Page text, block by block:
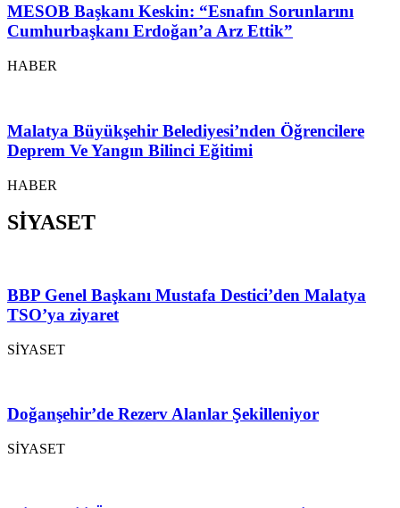
MESOB Başkanı Keskin: “Esnafın Sorunlarını
Cumhurbaşkanı Erdoğan’a Arz Ettik”
HABER
Malatya Büyükşehir Belediyesi’nden Öğrencilere
Deprem Ve Yangın Bilinci Eğitimi
HABER
SİYASET
BBP Genel Başkanı Mustafa Destici’den Malatya
TSO’ya ziyaret
SİYASET
Doğanşehir’de Rezerv Alanlar Şekilleniyor
SİYASET